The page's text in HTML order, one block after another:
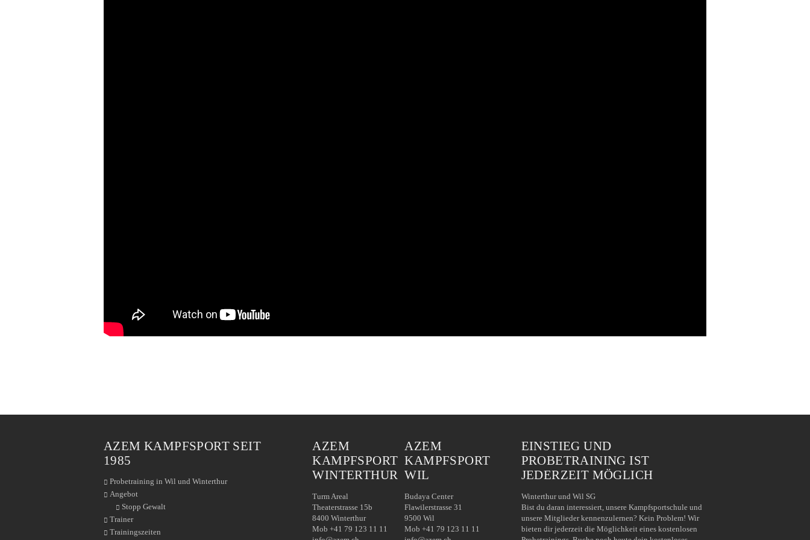
AZEM KAMPFSPORT SEIT
1985
Probetraining in Wil und Winterthur
Angebot
Stopp Gewalt
Trainer
Trainingszeiten
AZEM
KAMPFSPORT
WINTERTHUR
Turm Areal
Theaterstrasse 15b
8400 Winterthur
Mob +41 79 123 11 11
AZEM
KAMPFSPORT
WIL
Budaya Center
Flawilerstrasse 31
9500 Wil
Mob +41 79 123 11 11
EINSTIEG UND
PROBETRAINING IST
JEDERZEIT MÖGLICH
Winterthur und Wil SG
Bist du daran interessiert, unsere Kampfsportschule und
unsere Mitglieder kennenzulernen? Kein Problem! Wir
bieten dir jederzeit die Möglichkeit eines kostenlosen